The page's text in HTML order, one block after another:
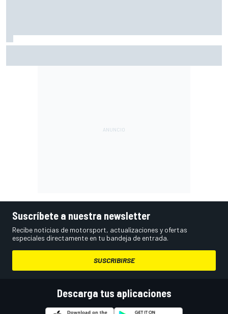
Suscríbete a nuestra newsletter
Recibe noticias de motorsport, actualizaciones y ofertas
especiales directamente en tu bandeja de entrada.
SUSCRIBIRSE
Descarga tus aplicaciones